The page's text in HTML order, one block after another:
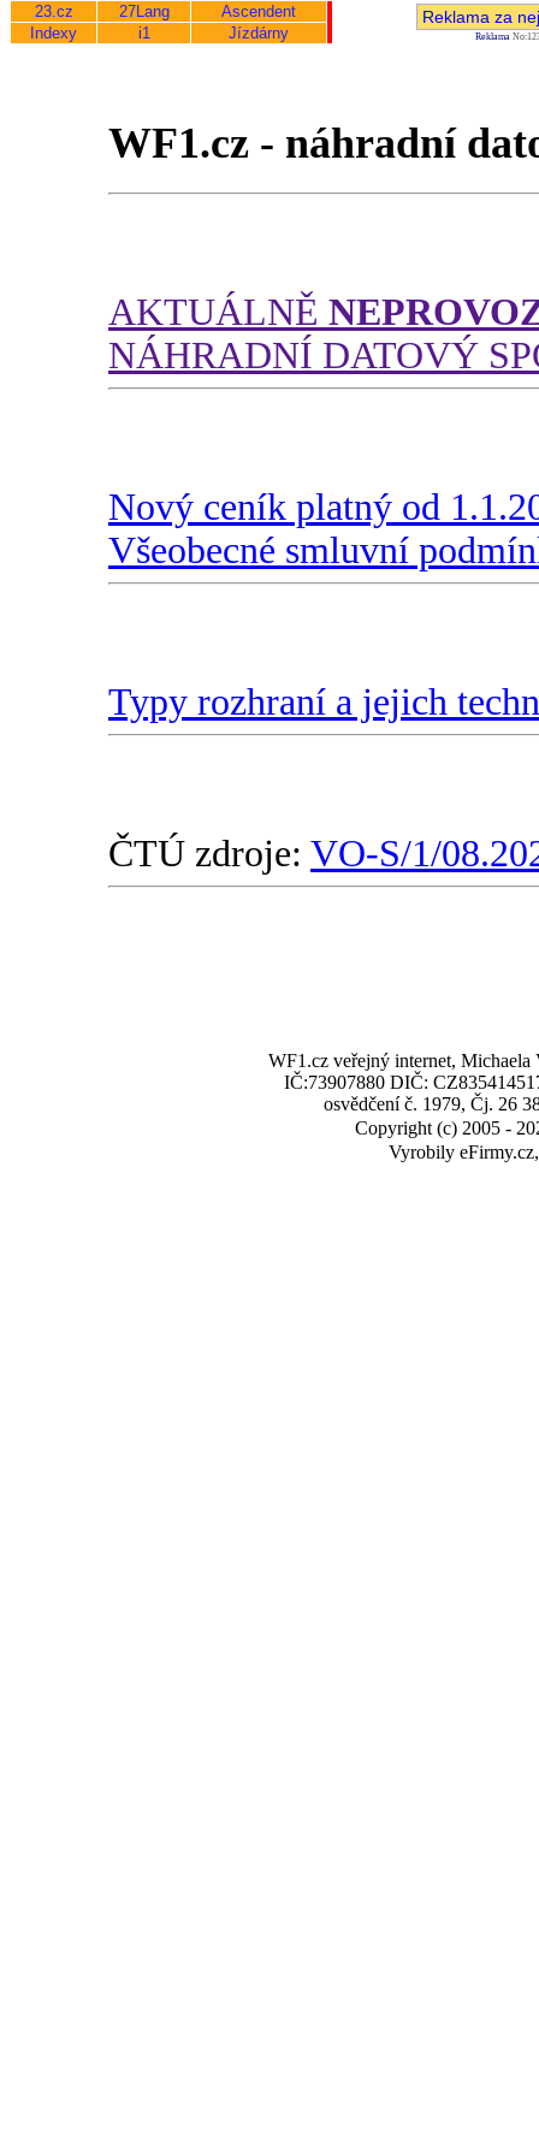
WF1.cz - náhradní
AKTUÁLNĚ
NÁHRADNÍ DATOVÝ
Nový ceník platný od
Všeobecné smluvní
Typy rozhraní a jejich
ČTÚ zdroje: VO-S/1/
WF1.cz veřejný internet,
IČ:73907880 DIČ:
osvědčení č. 1979, Čj. 26
Copyright (c) 2005 -
Vyrobily